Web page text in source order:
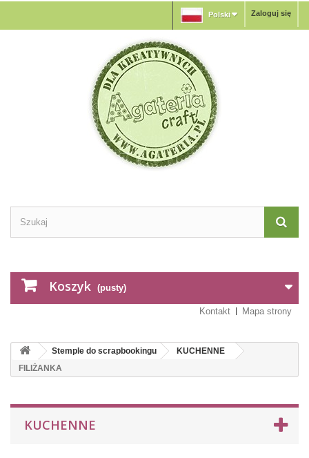
Zaloguj się
Polski
Koszyk (pusty)
Kontakt Mapa strony
Stemple do scrapbookingu
KUCHENNE
FILIŻANKA
KUCHENNE